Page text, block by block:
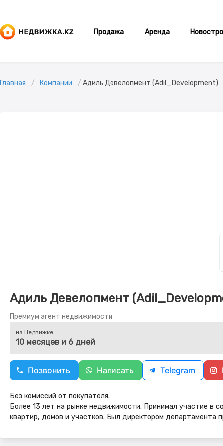
Продажа Аренда
Главная Компании Адиль Девелопмент (Adil_Development)
Адиль Девелопмент
Премиум агент недвижимости
на Недвижке
10 месяцев и 6 дней
Позвонить Написать Telegram
Без комиссий от покупателя.
Более 13 лет на рынке недвижимости. Принимал участие в